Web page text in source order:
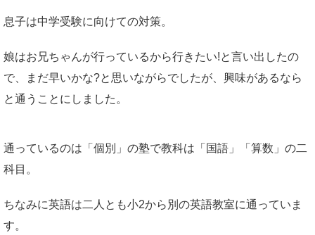
息子は中学受験に向けての対策。
娘はお兄ちゃんが行っているから行きたい!と言い出したの
で、まだ早いかな?と思いながらでしたが、興味があるなら
と通うことにしました。
通っているのは「個別」の塾で教科は「国語」「算数」の二
科目。
ちなみに英語は二人とも小2から別の英語教室に通っていま
す。